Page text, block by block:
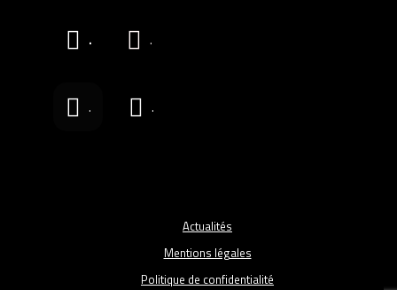
. .
. .
Actualités
Mentions légales
Politique de confidentialité